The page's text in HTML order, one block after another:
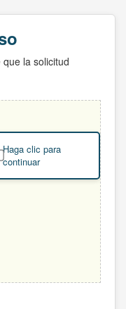
la solicitud
Haga clic para
continuar